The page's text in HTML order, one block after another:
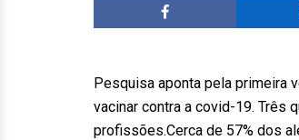
Pesquisa aponta pela primeira
vacinar contra a covid-19. Três
profissões.Cerca de 57% dos